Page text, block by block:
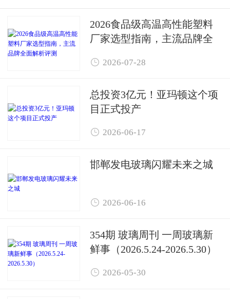
2026食品级高温高性能塑料
厂家选型指南，主流品牌全
 2026-07-28
总投资3亿元！亚玛顿这个项
目正式投产
 2026-06-17
邯郸发电玻璃闪耀未来之城
 2026-06-16
354期 玻璃周刊 一周玻璃新
鲜事（2026.5.24-2026.5.30）
 2026-05-30